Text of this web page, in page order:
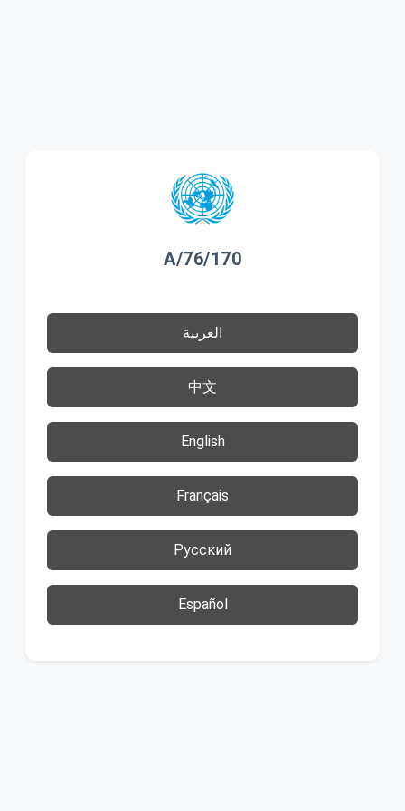
A/76/170
العربية
中文
English
Français
Русский
Español